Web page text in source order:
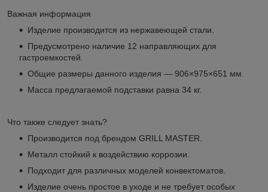
Важная информация
Изделие производится из нержавеющей стали.
Предусмотрено наличие 12 направляющих для
гастроемкостей.
Общие размеры данного изделия — 906×975×651 мм.
Масса предлагаемой подставки равна 34 кг.
Что также следует знать?
Производится под брендом GRILL MASTER.
Металл стойкий к воздействию коррозии.
Подходит для различных моделей конвектоматов.
Изделие очень простое в уходе и не требует особых